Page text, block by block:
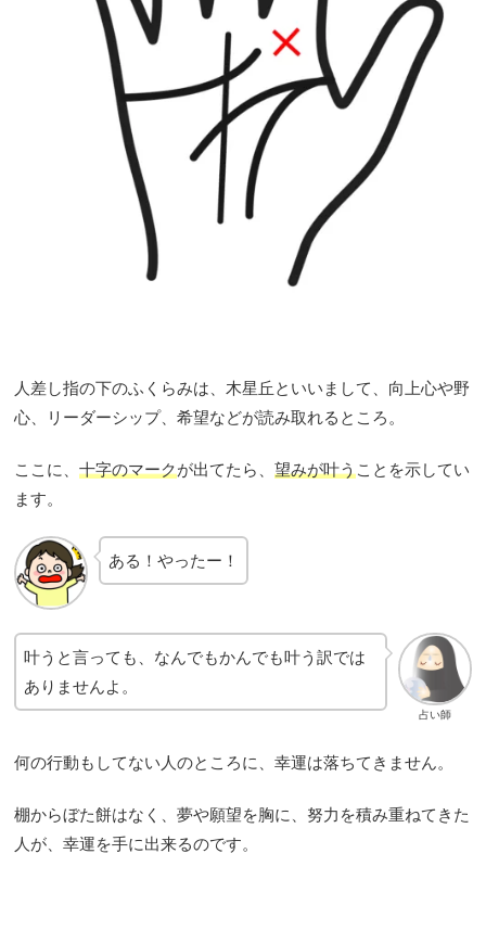
人差し指の下のふくらみは、木星丘といいまして、向上心や野
心、リーダーシップ、希望などが読み取れるところ。
ここに、 十字のマークが出てたら、 望みが叶うことを示してい
ます。
ある！やったー！
占い師
叶うと言っても、なんでもかんでも叶う訳では
ありませんよ。
何の行動もしてない人のところに、幸運は落ちてきません。
棚からぼた餅はなく、夢や願望を胸に、努力を積み重ねてきた
人が、幸運を手に出来るのです。